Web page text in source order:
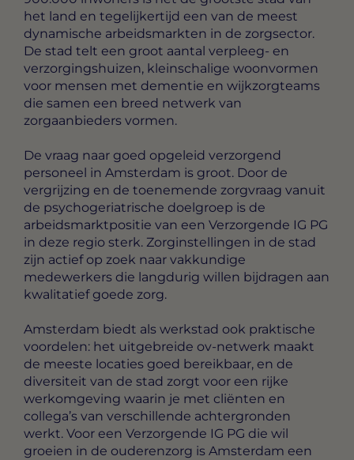
het land en tegelijkertijd een van de meest
dynamische arbeidsmarkten in de zorgsector.
De stad telt een groot aantal verpleeg- en
verzorgingshuizen, kleinschalige woonvormen
voor mensen met dementie en wijkzorgteams
die samen een breed netwerk van
zorgaanbieders vormen.
De vraag naar goed opgeleid verzorgend
personeel in Amsterdam is groot. Door de
vergrijzing en de toenemende zorgvraag vanuit
de psychogeriatrische doelgroep is de
arbeidsmarktpositie van een Verzorgende IG PG
in deze regio sterk. Zorginstellingen in de stad
zijn actief op zoek naar vakkundige
medewerkers die langdurig willen bijdragen aan
kwalitatief goede zorg.
Amsterdam biedt als werkstad ook praktische
voordelen: het uitgebreide ov-netwerk maakt
de meeste locaties goed bereikbaar, en de
diversiteit van de stad zorgt voor een rijke
werkomgeving waarin je met cliënten en
collega’s van verschillende achtergronden
werkt. Voor een Verzorgende IG PG die wil
groeien in de ouderenzorg is Amsterdam een